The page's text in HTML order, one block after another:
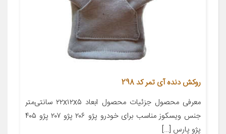
روکش دنده آی تمر کد 298
معرفی محصول جزئیات محصول ابعاد ۲۲x۱۲x۵ سانتی‌متر
جنس ویسکوز مناسب برای خودرو پژو ۲۰۶ پژو ۲۰۷ پژو ۴۰۵
پژو پارس […]